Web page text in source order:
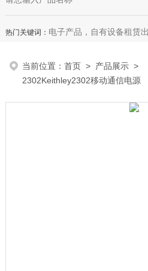
热门关键词： 电子产品，自有设备租赁
当前位置：首页 > 产品展示 >
2302Keithley2302移动通信电源